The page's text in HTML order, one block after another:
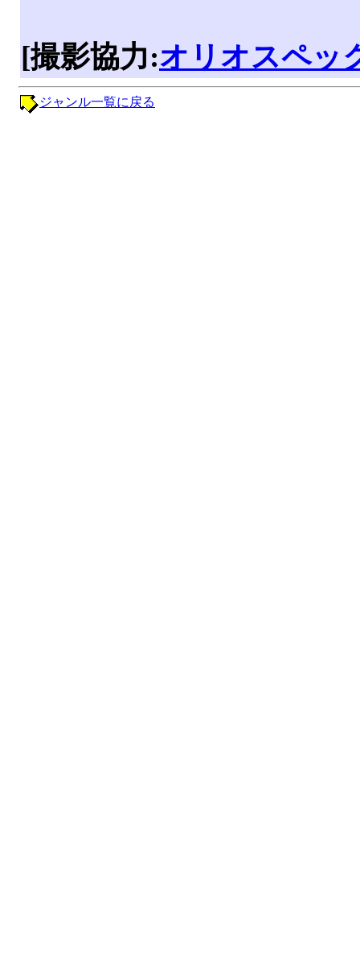
[撮影協力:オリオスペッ
ジャンル一覧に戻る